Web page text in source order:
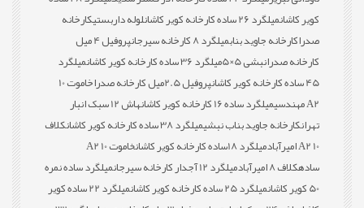
کویر کاشانمیلگرد 26 ساده کارخانه کویر کاشان لوله داربستیکارخانه
صدراکارخانه جاوید بنابمیلگرد 8 کارخانه سیرجان
پروفیل 4 میل
کارخانه صدرانبشی 5×5 میلگرد 36 ساده کارخانه کویر کاشان
میلگرد
45 ساده کارخانه کویر کاشان
پروفیل 2.5میل کارخانه صدرا
خاموت 10
A2 مهندسی
میلگرد ساده 16 کارخانه کویر کاشان
هاش 12 سبک انبار
تهرانکارخانه جاوید بناب نبشیمیلگرد 38 ساده کارخانه کویر کاشان
کلاف
10 A2 امیرآباد
میلگرد 18ساده کارخانه کویر کاشان
خاموت 10 A2
سادهکلاف 8 امیرآباد میلگرد 12 آجدار کارخانه سیرجان
میلگرد ساده نمره
50 کویر کاشان
میلگرد 25 ساده کارخانه کویر کاشان
میلگرد 22 ساده کویر